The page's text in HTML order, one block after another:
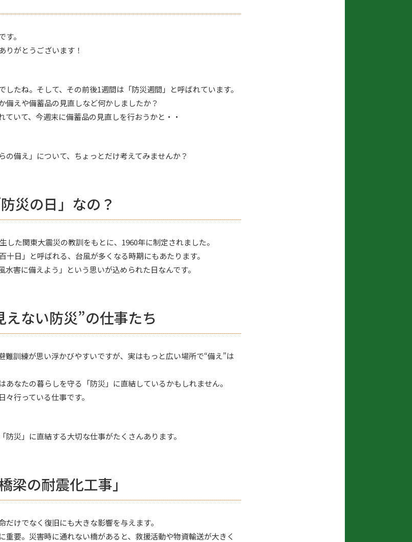
。
りがとうございます！
したね。そして、その前後1週間は「防災週間」と呼ばれています。
備えや備蓄品の見直しなど何かしましたか？
ていて、今週末に備蓄品の見直しを行おうかと・・
の備え」について、ちょっとだけ考えてみませんか？
災の日」なの？
した関東大震災の教訓をもとに、1960年に制定されました。
十日」と呼ばれる、台風が多くなる時期にもあたります。
水害に備えよう」という思いが込められた日なんです。
ない防災”の仕事たち
難訓練が思い浮かびやすいですが、実はもっと広い場所で“備え”は
あなたの暮らしを守る「防災」に直結しているかもしれません。
行っている仕事です。
防災」に直結する大切な仕事がたくさんあります。
梁の耐震化工事」
だけでなく復旧にも大きな影響を与えます。
重要。災害時に通れない橋があると、救援活動や物資輸送が大きく